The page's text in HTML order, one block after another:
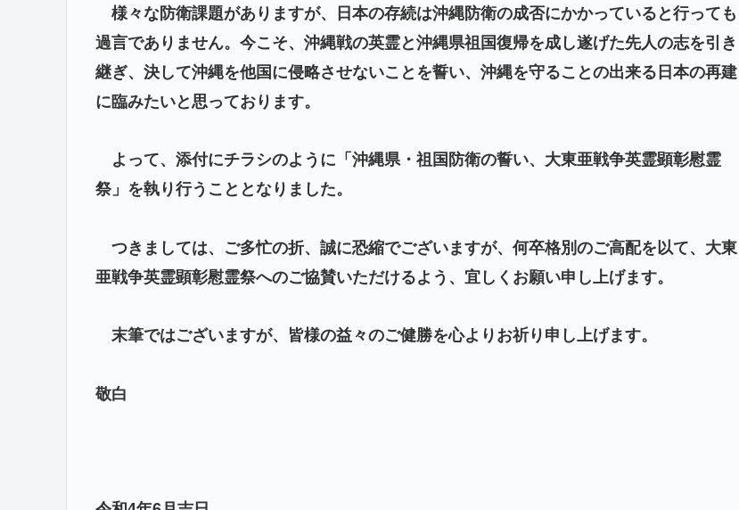
様々な防衛課題がありますが、日本の存続は沖縄防衛の成否にかかっていると行っても
過言でありません。今こそ、沖縄戦の英霊と沖縄県祖国復帰を成し遂げた先人の志を引き
継ぎ、決して沖縄を他国に侵略させないことを誓い、沖縄を守ることの出来る日本の再建
に臨みたいと思っております。
よって、添付にチラシのように「沖縄県・祖国防衛の誓い、大東亜戦争英霊顕彰慰霊
祭」を執り行うこととなりました。
つきましては、ご多忙の折、誠に恐縮でございますが、何卒格別のご高配を以て、 大東
亜戦争英霊顕彰慰霊祭へのご協賛いただけるよう、宜しくお願い申し上げます。
末筆ではございますが、 皆様の益々のご健勝を心よりお祈り申し上げます。
敬白